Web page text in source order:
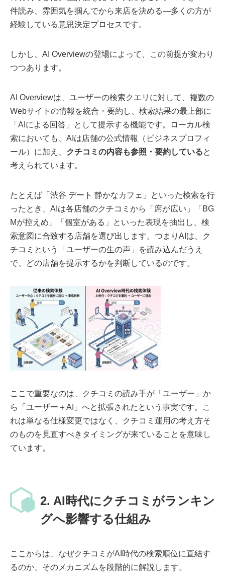
件読み、雰囲気を掴んでから来店を決める―多くの方が
経験している意思決定プロセスです。
しかし、AI Overviewの登場によって、この前提が変わり
つつあります。
AI Overviewは、ユーザーの検索クエリに対して、複数の
Webサイトの情報を統合・要約し、検索結果の最上部に
「AIによる回答」として提示する機能です。ローカル検
索においても、AIは店舗の公式情報（ビジネスプロフィ
ール）に加え、 クチコミの内容も参照・要約していると
考えられています。
たとえば「渋谷 デート 静かなカフェ」といった検索を行
ったとき、AIは各店舗のクチコミから「席が広い」「BG
Mが控えめ」「個室がある」といった表現を抽出し、検
索意図に合致する店舗を選び出します。つまりAIは、ク
チコミという「ユーザーの生の声」を読み込んだうえ
で、どの店舗を提示するかを判断しているのです。
ここで重要なのは、クチコミの読み手が「ユーザー」か
ら「ユーザー＋AI」へと拡張されたという事実です。こ
れは単なる仕様変更ではなく、クチコミ運用の考え方そ
のものを見直すべきタイミングが来ていることを意味し
ています。
2. AI時代にクチコミがランキン
グへ影響する仕組み
ここからは、なぜクチコミがAI時代の検索順位に直結す
るのか、そのメカニズムを段階的に解説します。